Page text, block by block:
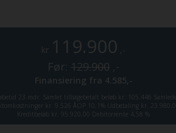
kr 119.900 ,-
Før: 129.900 ,-
Finansiering fra 4.585,-
23 mdr. Samlet tilbagebetalt beløb kr. 105.446 Samlede
kr. 9.526 ÅOP 10,1%
Udbetaling kr. 23.980,00
Kreditbeløb kr. 95.920,00
Debitorrente 4,58 %